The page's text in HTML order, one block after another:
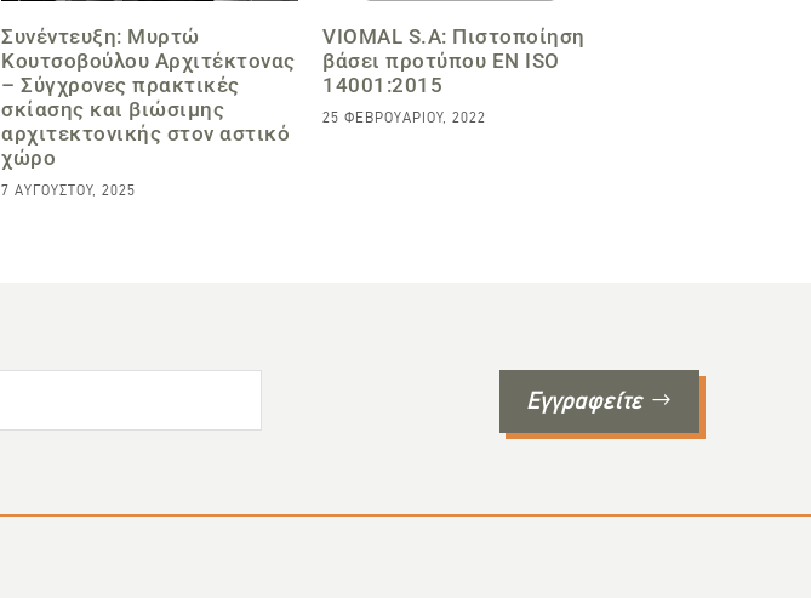
Συνέντευξη: Μυρτώ
Κουτσοβούλου Aρχιτέκτονας
– Σύγχρονες πρακτικές
σκίασης και βιώσιμης
αρχιτεκτονικής στον αστικό
χώρο
7 ΑΥΓΟΎΣΤΟΥ, 2025
VIOMAL S.A: Πιστοποίηση
βάσει προτύπου EN ISO
14001:2015
25 ΦΕΒΡΟΥΑΡΊΟΥ, 2022
Εγγραφείτε